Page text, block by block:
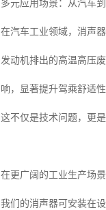
多元应用场景：从汽车
在汽车工业领域，消声
发动机排出的高温高压
响，显著提升驾乘舒适性
这不仅是技术问题，更
在更广阔的工业生产场
我们的消声器可安装在